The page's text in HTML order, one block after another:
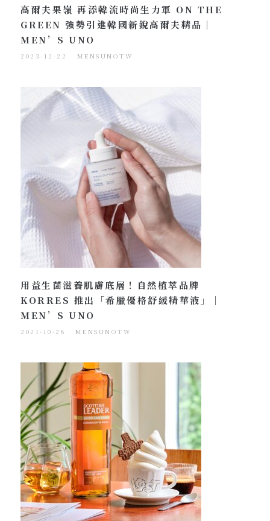
高爾夫果嶺 再添韓流時尚生力軍 ON THE
GREEN 強勢引進韓國新銳高爾夫精品｜
MEN’S UNO
2023-12-22 MENSUNOTW
用益生菌滋養肌膚底層！自然植萃品牌
KORRES 推出「希臘優格舒緩精華液」｜
MEN’S UNO
2021-10-28 MENSUNOTW